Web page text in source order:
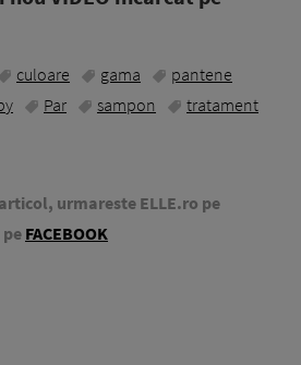
culoare gama
pantene
Par sampon tratament
urmareste ELLE.ro pe
pe FACEBOOK